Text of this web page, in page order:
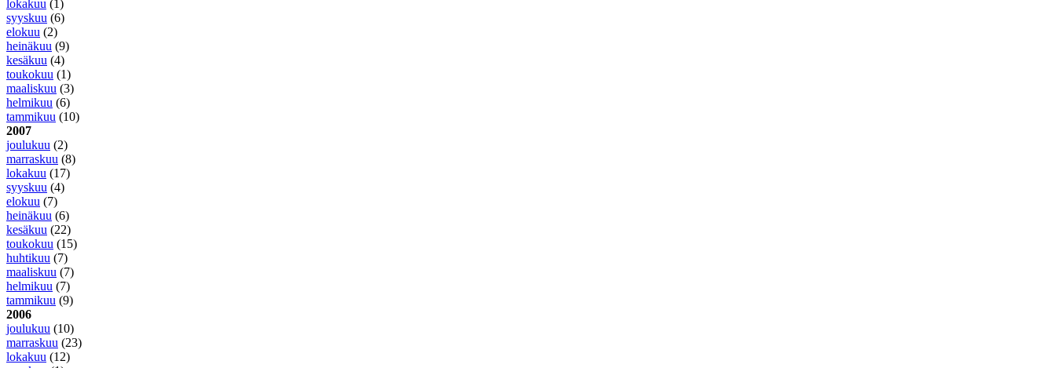
lokakuu (1)
syyskuu (6)
elokuu (2)
heinäkuu (9)
kesäkuu (4)
toukokuu (1)
maaliskuu (3)
helmikuu (6)
tammikuu (10)
2007
joulukuu (2)
marraskuu (8)
lokakuu (17)
syyskuu (4)
elokuu (7)
heinäkuu (6)
kesäkuu (22)
toukokuu (15)
huhtikuu (7)
maaliskuu (7)
helmikuu (7)
tammikuu (9)
2006
joulukuu (10)
marraskuu (23)
lokakuu (12)